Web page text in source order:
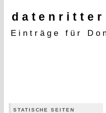
datenritter
Einträge für
STATISCHE SEITEN